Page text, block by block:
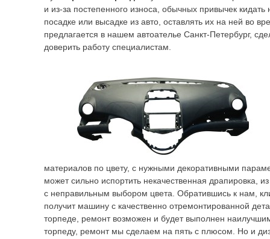
и из-за постепенного износа, обычных привычек
посадке или высадке из авто, оставлять их на ней во
предлагается в нашем автоателье Санкт-Петербург,
доверить работу специалистам.
материалов по цвету, с нужными декоративными
может сильно испортить некачественная драпировка,
с неправильным выбором цвета. Обратившись к нам,
получит машину с качественно отремонтированной
торпеде, ремонт возможен и будет выполнен
торпеду, ремонт мы сделаем на пять с плюсом. Но и